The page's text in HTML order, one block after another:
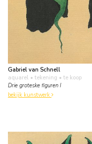
Gabriel van Schnell
aquarel • tekening • te koop
Drie groteske figuren I
bekijk kunstwerk